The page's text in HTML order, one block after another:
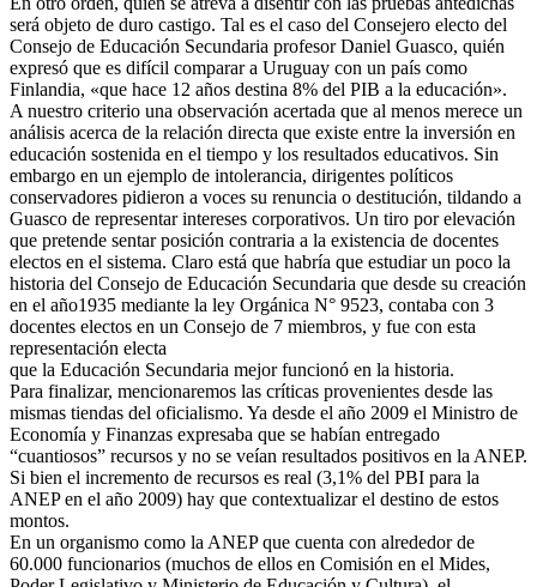
será objeto de duro castigo. Tal es el caso del Consejero electo del
Consejo de Educación Secundaria profesor Daniel Guasco, quién
expresó que es difícil comparar a Uruguay con un país como
Finlandia, «que hace 12 años destina 8% del PIB a la educación».
A nuestro criterio una observación acertada que al menos merece un
análisis acerca de la relación directa que existe entre la inversión en
educación sostenida en el tiempo y los resultados educativos. Sin
embargo en un ejemplo de intolerancia, dirigentes políticos
conservadores pidieron a voces su renuncia o destitución, tildando a
Guasco de representar intereses corporativos. Un tiro por elevación
que pretende sentar posición contraria a la existencia de docentes
electos en el sistema. Claro está que habría que estudiar un poco la
historia del Consejo de Educación Secundaria que desde su creación
en el año1935 mediante la ley Orgánica N° 9523, contaba con 3
docentes electos en un Consejo de 7 miembros, y fue con esta
representación electa
que la Educación Secundaria mejor funcionó en la historia.
Para finalizar, mencionaremos las críticas provenientes desde las
mismas tiendas del oficialismo. Ya desde el año 2009 el Ministro de
Economía y Finanzas expresaba que se habían entregado
“cuantiosos” recursos y no se veían resultados positivos en la ANEP.
Si bien el incremento de recursos es real (3,1% del PBI para la
ANEP en el año 2009) hay que contextualizar el destino de estos
montos.
En un organismo como la ANEP que cuenta con alrededor de
60.000 funcionarios (muchos de ellos en Comisión en el Mides,